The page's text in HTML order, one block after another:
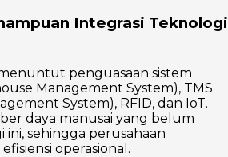
Integrasi Teknologi
penguasaan sistem
Management System), TMS
System), RFID, dan IoT.
daya manusai yang belum
sehingga perusahaan
operasional.